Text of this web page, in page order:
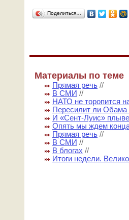
Поделиться…
Материалы по теме
Прямая речь //
В СМИ //
НАТО не торопится
Пересилит ли Обама
И «Сент-Луис»
Опять мы ждем
Прямая речь //
В СМИ //
В блогах //
Итоги недели.